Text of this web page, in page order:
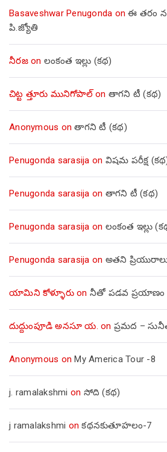
Basaveshwar Penugonda onఈ తరం
పి.జ్యోతి
నీరజon లంకంత ఇల్లు (కథ)
చిట్ట త్తూరు మునిగోపాల్on తాగని టీ (కథ)
Anonymous onతాగని టీ (కథ)
Penugonda sarasija on విషమ పరీక్ష
Penugonda sarasija on తాగని టీ (కథ)
Penugonda sarasija on లంకంత ఇల్లు
Penugonda sarasija on అతని
యామిని కోళ్ళూరుon నీతో పడవ ప్రయాణం
దుద్దుంపూడి అనసూ య. on ప్రమద –
Anonymous onMy America Tour -8
j. ramalakshmi on సోది (కథ)
j ramalakshmi onకథనకుతూహలం-7